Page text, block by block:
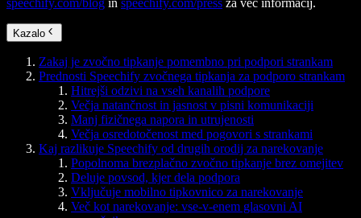
speechify.com/blog in speechify.com/press za več informacij.
Kazalo
Zakaj je zvočno tipkanje pomembno pri podpori strankam
Prednosti Speechify zvočnega tipkanja za podporo strankam
Hitrejši odzivi na vseh kanalih podpore
Večja natančnost in jasnost v pisni komunikaciji
Manj fizičnega napora in utrujenosti
Večja osredotočenost med pogovori s strankami
Kaj razlikuje Speechify od drugih orodij za narekovanje
Popolnoma brezplačno zvočno tipkanje brez omejitev
Deluje povsod, kjer dela podpora
Vključuje mobilno tipkovnico za narekovanje
Več kot narekovanje: vse-v-enem glasovni AI